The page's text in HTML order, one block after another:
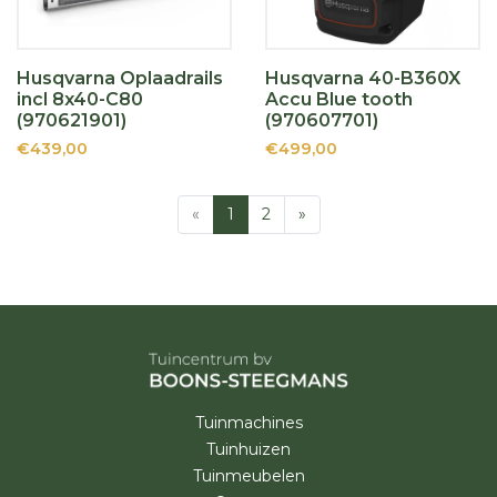
Husqvarna Oplaadrails
incl 8x40-C80
(970621901)
€439,00
Husqvarna 40-B360X
Accu Blue tooth
(970607701)
€499,00
« 1 2 »
Tuinmachines
Tuinhuizen
Tuinmeubelen